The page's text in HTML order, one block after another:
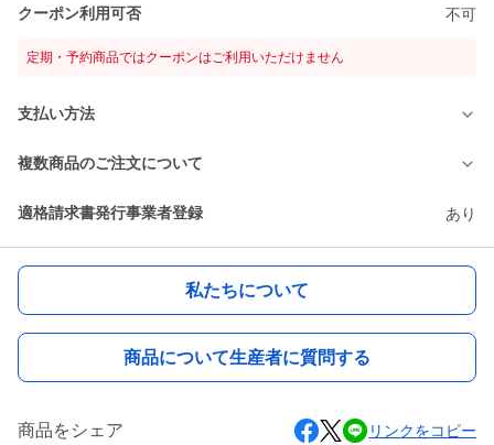
クーポン利用可否 不可
定期・予約商品ではクーポンはご利用いただけません
支払い方法
複数商品のご注文について
適格請求書発行事業者登録 あり
私たちについて
商品について生産者に質問する
商品をシェア リンクをコピー